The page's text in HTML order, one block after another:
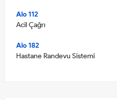
Alo 112
Acil Çağrı
Alo 182
Hastane Randevu Sistemi